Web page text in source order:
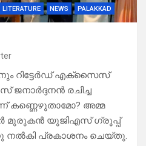
LITERATURE NEWS PALAKKAD
റിട്ടേർഡ് എക്സൈസ്
രചിച്ച
കണ്ണെഴുതാമോ? അമ്മ
മുരുകൻ യുജിഎസ് ഗ്രൂപ്പ്
നൽകി പ്രകാശനം ചെയ്തു.